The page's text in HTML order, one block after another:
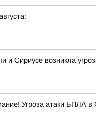
и Сириусе возникла
Угроза атаки БПЛА в